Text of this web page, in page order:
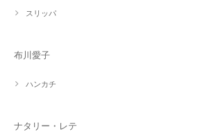
スリッパ
布川愛子
ハンカチ
ナタリー・レテ